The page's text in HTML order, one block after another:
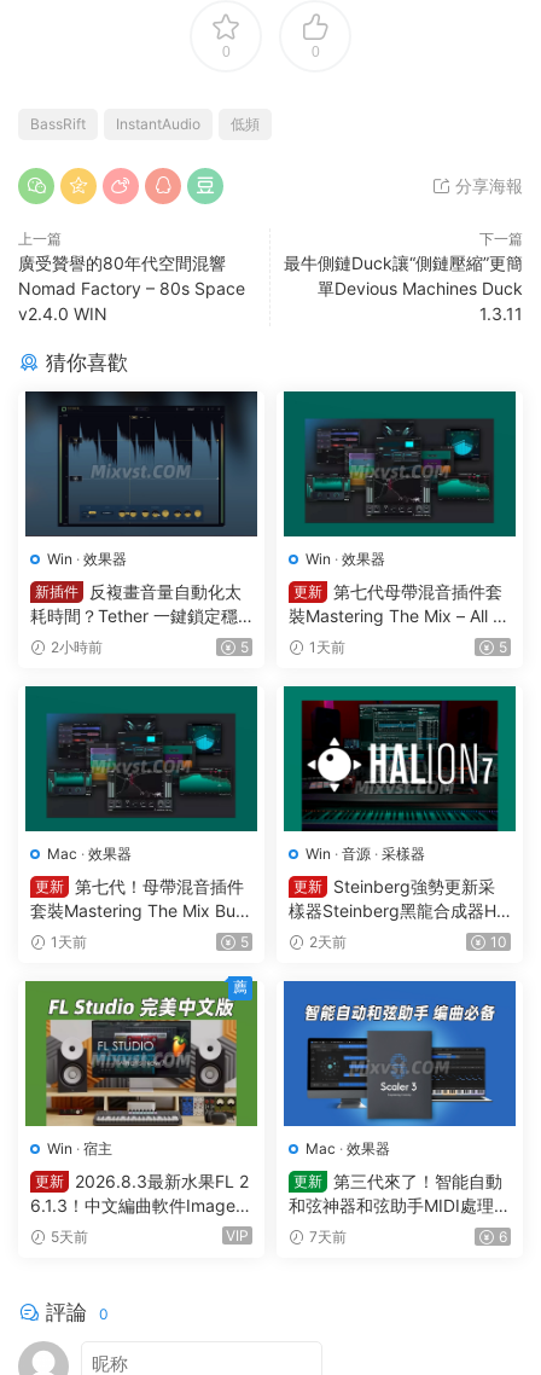
0 0
BassRift InstantAudio 低頻
分享海報
上一篇
廣受贊譽的80年代空間混響
Nomad Factory – 80s Space
v2.4.0 WIN
下一篇
最牛側鏈Duck讓“側鏈壓縮”更簡
單Devious Machines Duck
1.3.11
猜你喜歡
Win · 效果器
新插件
反複畫音量自動化太
耗時間？Tether 一鍵鎖定穩
定響度1可視化智能電平均衡
ones – Tether v 1.2.1 WIN
2小時前 5
Win · 效果器
更新 第七代母帶混音插件套
裝Mastering The Mix – All Pl
ugins Bundle v2026.08.03
1天前 5
Mac · 效果器
更新 第七代！母帶混音插件
套裝Mastering The Mix Bun
dle v2026.08.03 U2B MAC-
1天前 5
Win · 音源 · 采樣器
更新
Steinberg強勢更新采
樣器Steinberg黑龍合成器HA
Lion v7.5.0 WIN
2天前 10
Win · 宿主
更新
2026.8.3最新水果FL 2
6.1.3！中文編曲軟件Image-L
ine – FL Studio Producer Edi
5天前 VIP
薦
Mac · 效果器
更新 第三代來了！智能自動
和弦神器和弦助手MIDI處理Pl
ugin Boutique – Scaler 3 v3.
7天前 6
評論 0